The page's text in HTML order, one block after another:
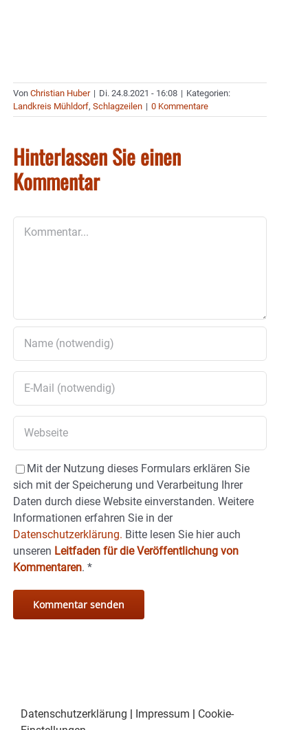
Von Christian Huber | Di. 24.8.2021 - 16:08 | Kategorien:
Landkreis Mühldorf, Schlagzeilen | 0 Kommentare
Hinterlassen Sie einen
Kommentar
Mit der Nutzung dieses Formulars erklären Sie
sich mit der Speicherung und Verarbeitung Ihrer
Daten durch diese Website einverstanden. Weitere
Informationen erfahren Sie in der
Datenschutzerklärung. Bitte lesen Sie hier auch
unseren Leitfaden für die Veröffentlichung von
Kommentaren. *
Datenschutzerklärung | Impressum | Cookie-